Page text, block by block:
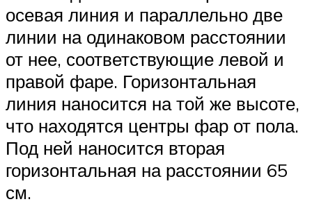
осевая линия и параллельно две
линии на одинаковом расстоянии
от нее, соответствующие левой и
правой фаре. Горизонтальная
линия наносится на той же высоте,
что находятся центры фар от пола.
Под ней наносится вторая
горизонтальная на расстоянии 65
см.